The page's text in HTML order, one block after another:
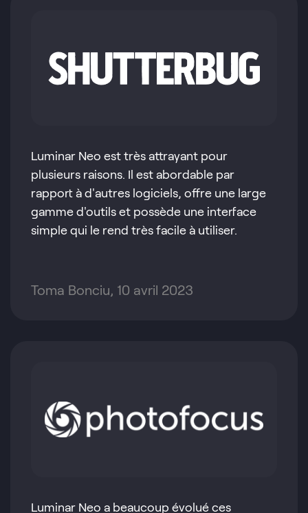
Luminar Neo est très attrayant pour
plusieurs raisons. Il est abordable par
rapport à d'autres logiciels, offre une large
gamme d'outils et possède une interface
simple qui le rend très facile à utiliser.
Toma Bonciu, 10 avril 2023
Luminar Neo a beaucoup évolué ces